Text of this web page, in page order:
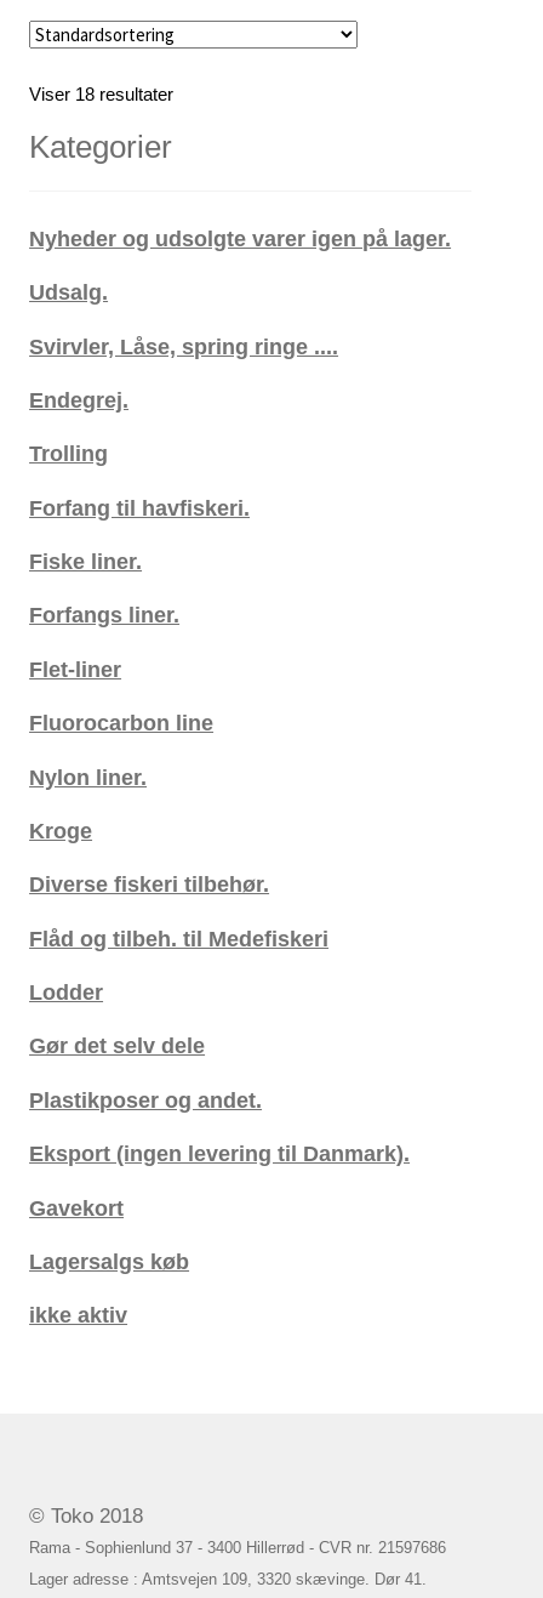
Viser 18 resultater
Kategorier
Nyheder og udsolgte varer igen på lager.
Udsalg.
Svirvler, Låse, spring ringe ....
Endegrej.
Trolling
Forfang til havfiskeri.
Fiske liner.
Forfangs liner.
Flet-liner
Fluorocarbon line
Nylon liner.
Kroge
Diverse fiskeri tilbehør.
Flåd og tilbeh. til Medefiskeri
Lodder
Gør det selv dele
Plastikposer og andet.
Eksport (ingen levering til Danmark).
Gavekort
Lagersalgs køb
ikke aktiv
© Toko 2018
Rama - Sophienlund 37 - 3400 Hillerrød - CVR nr. 21597686
Lager adresse : Amtsvejen 109, 3320 skævinge. Dør 41.